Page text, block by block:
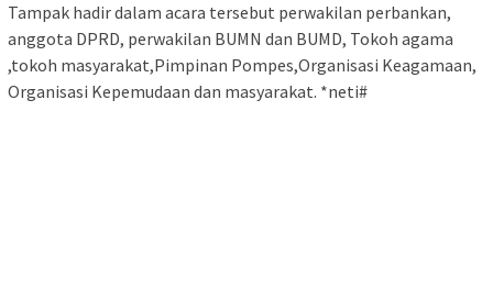
Tampak hadir dalam acara tersebut perwakilan perbankan,
anggota DPRD, perwakilan BUMN dan BUMD, Tokoh agama
,tokoh masyarakat,Pimpinan Pompes,Organisasi Keagamaan,
Organisasi Kepemudaan dan masyarakat. *neti#